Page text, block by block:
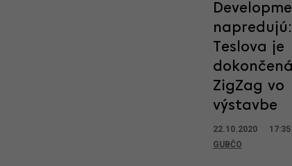
napredujú:
Teslova je
ZigZag vo
výstavbe
22.10.2020
GUBČO